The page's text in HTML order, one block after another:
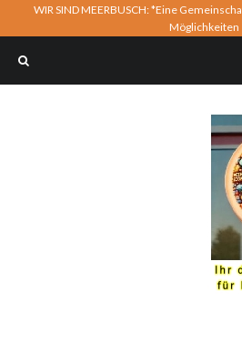
WIR SIND MEERBUSCH: *Eine
Möglichkeiten